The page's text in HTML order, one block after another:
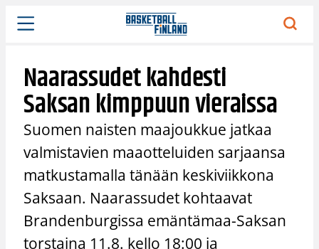
Siirry
sisältöön
Naarassudet kahdesti
Saksan kimppuun vieraissa
Suomen naisten maajoukkue jatkaa
valmistavien maaotteluiden sarjaansa
matkustamalla tänään keskiviikkona
Saksaan. Naarassudet kohtaavat
Brandenburgissa emäntämaa-Saksan
torstaina 11.8. kello 18:00 ja